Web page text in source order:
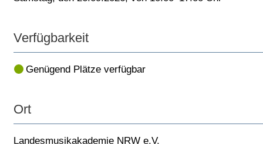
Verfügbarkeit
Genügend Plätze verfügbar
Ort
Landesmusikakademie NRW e.V.